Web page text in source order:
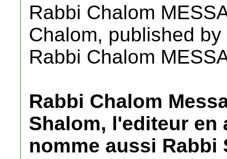
Rabbi Chalom
Chalom, published
Rabbi Chalom
Rabbi Chalom
Shalom, l'editeur en
nomme aussi Rabbi